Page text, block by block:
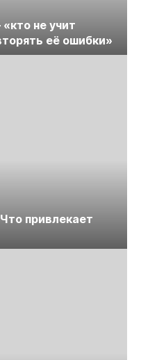
не учит
её ошибки»
привлекает